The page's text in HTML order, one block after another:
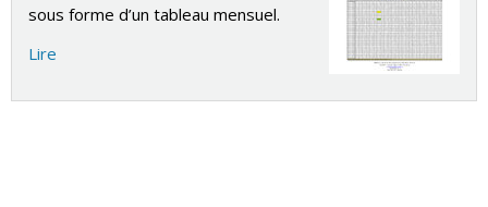
sous forme d’un tableau mensuel.
Lire